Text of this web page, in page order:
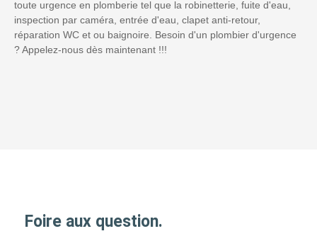
toute urgence en plomberie tel que la robinetterie, fuite d'eau,
inspection par caméra, entrée d'eau, clapet anti-retour,
réparation WC et ou baignoire. Besoin d'un plombier d'urgence
? Appelez-nous dès maintenant !!!
Foire aux question.